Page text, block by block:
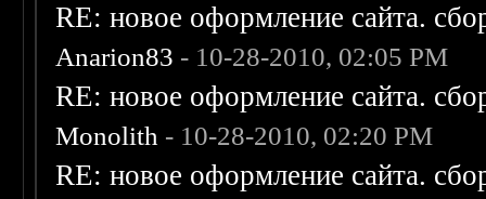
RE: новое оформление сайта.
Anarion83 - 10-28-2010, 02:05 PM
RE: новое оформление сайта.
Monolith - 10-28-2010, 02:20 PM
RE: новое оформление сайта.